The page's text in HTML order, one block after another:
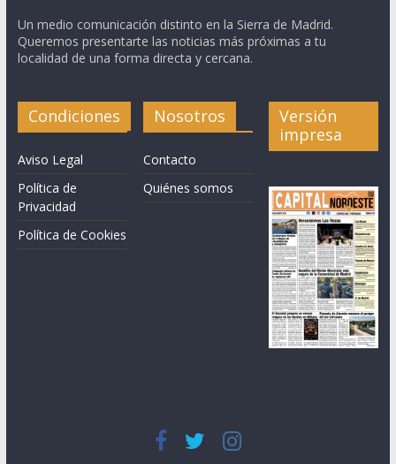
Un medio comunicación distinto en la Sierra de Madrid.
Queremos presentarte las noticias más próximas a tu
localidad de una forma directa y cercana.
Condiciones
Aviso Legal
Política de
Privacidad
Política de Cookies
Nosotros
Contacto
Quiénes somos
Versión
impresa